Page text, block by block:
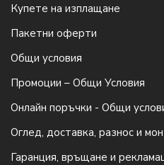
Купете на изплащане
Пакетни оферти
Общи условия
Промоции – Общи Условия
Онлайн поръчки - Общи
Оглед, доставка, разнос и
Гаранция, връщане и